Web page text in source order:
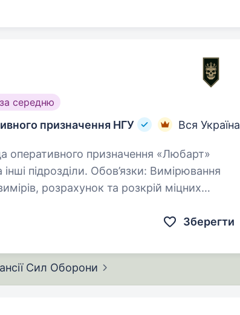
середню
призначення НГУ Вся Україна
Обов’язки: Вимірювання
Зберегти
Сил Оборони